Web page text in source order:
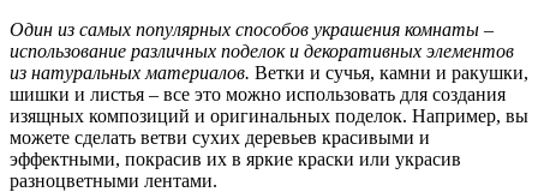
Один из самых популярных способов украшения комнаты –
использование различных поделок и декоративных элементов
из натуральных материалов. Ветки и сучья, камни и ракушки,
шишки и листья – все это можно использовать для создания
изящных композиций и оригинальных поделок. Например, вы
можете сделать ветви сухих деревьев красивыми и
эффектными, покрасив их в яркие краски или украсив
разноцветными лентами.